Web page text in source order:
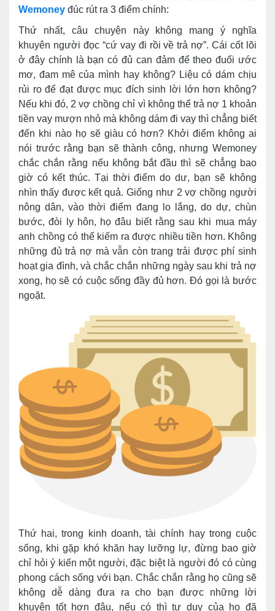
Wemoney đúc rút ra 3 điểm chính:
Thứ nhất, câu chuyện này không mang ý nghĩa
khuyên người đọc “cứ vay đi rồi về trả nợ”. Cái cốt lõi
ở đây chính là bạn có đủ can đảm để theo đuổi ước
mơ, đam mê của mình hay không? Liệu có dám chịu
rủi ro để đạt được mục đích sinh lời lớn hơn không?
Nếu khi đó, 2 vợ chồng chỉ vì không thể trả nợ 1 khoản
tiền vay mượn nhỏ mà không dám đi vay thì chẳng biết
đến khi nào họ sẽ giàu có hơn? Khởi điểm không ai
nói trước rằng bạn sẽ thành công, nhưng Wemoney
chắc chắn rằng nếu không bắt đầu thì sẽ chẳng bao
giờ có kết thúc. Tại thời điểm do dư, bạn sẽ không
nhìn thấy được kết quả. Giống như 2 vợ chồng người
nông dân, vào thời điểm đang lo lắng, do dự, chùn
bước, đòi ly hôn, họ đâu biết rằng sau khi mua máy
anh chồng có thể kiếm ra được nhiều tiền hơn. Không
những đủ trả nợ mà vẫn còn trang trải được phí sinh
hoạt gia đình, và chắc chắn những ngày sau khi trả nợ
xong, họ sẽ có cuộc sống đầy đủ hơn. Đó gọi là bước
ngoặt.
Thứ hai, trong kinh doanh, tài chính hay trong cuộc
sống, khi gặp khó khăn hay lưỡng lự, đừng bao giờ
chỉ hỏi ý kiến một người, đặc biệt là người đó có cùng
phong cách sống với bạn. Chắc chắn rằng họ cũng sẽ
không dễ dàng đưa ra cho bạn được những lời
khuyên tốt hơn đâu, nếu có thì tư duy của họ đã